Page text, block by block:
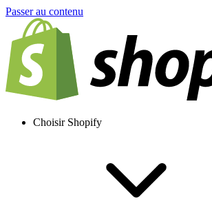
Passer au contenu
Choisir Shopify